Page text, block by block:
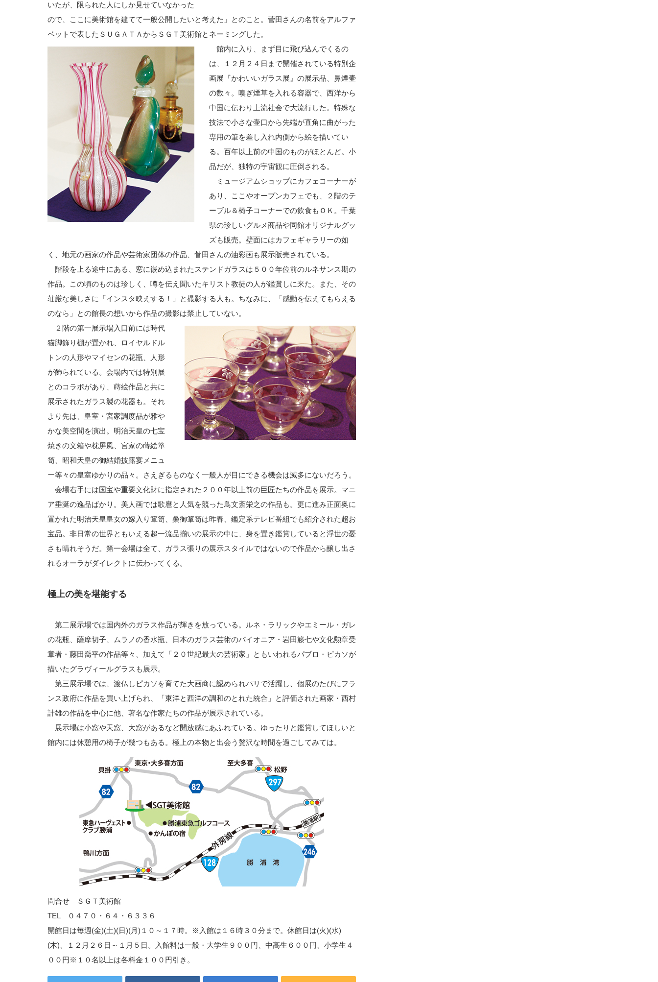
いたが、限られた人にしか見せていなかった
ので、ここに美術館を建てて一般公開したいと考えた」とのこと。菅田さんの名前をアルファ
ベットで表したＳＵＧＡＴＡからＳＧＴ美術館とネーミングした。
館内に入り、まず目に飛び込んでくるの
は、１２月２４日まで開催されている特別企
画展『かわいいガラス展』の展示品、鼻煙壷
の数々。嗅ぎ煙草を入れる容器で、西洋から
中国に伝わり上流社会で大流行した。特殊な
技法で小さな壷口から先端が直角に曲がった
専用の筆を差し入れ内側から絵を描いてい
る。百年以上前の中国のものがほとんど。小
品だが、独特の宇宙観に圧倒される。
ミュージアムショップにカフェコーナーが
あり、ここやオープンカフェでも、２階のテ
ーブル＆椅子コーナーでの飲食もＯＫ。千葉
県の珍しいグルメ商品や同館オリジナルグッ
ズも販売。壁面にはカフェギャラリーの如
く、地元の画家の作品や芸術家団体の作品、菅田さんの油彩画も展示販売されている。
階段を上る途中にある、窓に嵌め込まれたステンドガラスは５００年位前のルネサンス期の
作品。この頃のものは珍しく、噂を伝え聞いたキリスト教徒の人が鑑賞しに来た。また、その
荘厳な美しさに「インスタ映えする！」と撮影する人も。ちなみに、「感動を伝えてもらえる
のなら」との館長の想いから作品の撮影は禁止していない。
２階の第一展示場入口前には時代
猫脚飾り棚が置かれ、ロイヤルドル
トンの人形やマイセンの花瓶、人形
が飾られている。会場内では特別展
とのコラボがあり、蒔絵作品と共に
展示されたガラス製の花器も。それ
より先は、皇室・宮家調度品が雅や
かな美空間を演出。明治天皇の七宝
焼きの文箱や枕屏風、宮家の蒔絵箪
笥、昭和天皇の御結婚披露宴メニュ
ー等々の皇室ゆかりの品々。さえぎるものなく一般人が目にできる機会は滅多にないだろう。
会場右手には国宝や重要文化財に指定された２００年以上前の巨匠たちの作品を展示。マニ
ア垂涎の逸品ばかり。美人画では歌麿と人気を競った鳥文斎栄之の作品も。更に進み正面奥に
置かれた明治天皇皇女の嫁入り箪笥、桑御箪笥は昨春、鑑定系テレビ番組でも紹介された超お
宝品。非日常の世界ともいえる超一流品揃いの展示の中に、身を置き鑑賞していると浮世の憂
さも晴れそうだ。第一会場は全て、ガラス張りの展示スタイルではないので作品から醸し出さ
れるオーラがダイレクトに伝わってくる。
極上の美を堪能する
第二展示場では国内外のガラス作品が輝きを放っている。ルネ・ラリックやエミール・ガレ
の花瓶、薩摩切子、ムラノの香水瓶、日本のガラス芸術のパイオニア・岩田籐七や文化勲章受
章者・藤田喬平の作品等々、加えて「２０世紀最大の芸術家」ともいわれるパブロ・ピカソが
描いたグラヴィールグラスも展示。
第三展示場では、渡仏しピカソを育てた大画商に認められパリで活躍し、個展のたびにフラ
ンス政府に作品を買い上げられ、「東洋と西洋の調和のとれた統合」と評価された画家・西村
計雄の作品を中心に他、著名な作家たちの作品が展示されている。
展示場は小窓や天窓、大窓があるなど開放感にあふれている。ゆったりと鑑賞してほしいと
館内には休憩用の椅子が幾つもある。極上の本物と出会う贅沢な時間を過ごしてみては。
問合せ ＳＧＴ美術館
TEL ０４７０・６４・６３３６
開館日は毎週(金)(土)(日)(月)１０～１７時。※入館は１６時３０分まで。休館日は(火)(水)
(木)、１２月２６日～１月５日。入館料は一般・大学生９００円、中高生６００円、小学生４
００円※１０名以上は各料金１００円引き。